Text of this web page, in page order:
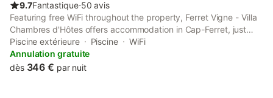
9.7Fantastique⋅50 avis
Featuring free WiFi throughout the property, Ferret Vigne - Villa
Chambres d'Hôtes offers accommodation in Cap-Ferret, just
800 metres from La Vigne Harbour, 200 metres from the beach
and the pine forest as well as a 30-minute boat trip from...
Piscine extérieure Piscine
WiFi
Annulation gratuite
dès 346 € par nuit